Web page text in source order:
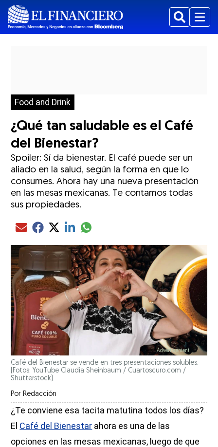
BuscarMenu
Food and Drink
¿Qué tan saludable es el Café
del Bienestar?
Spoiler: Sí da bienestar. El café puede ser un
aliado en la salud, según la forma en que lo
consumes. Ahora hay una nueva presentación
en las mesas mexicanas. Te contamos todas
sus propiedades.
Compartir el artículo actual mediante Email
Compartir el artículo actual mediante Facebook
Compartir el artículo actual mediante Twitter
Compartir el artículo actual mediante LinkedIn
Compartir el artículo actual mediante
Café del Bienestar se vende en tres presentaciones solubles.
(Fotos: YouTube Claudia Sheinbaum / Cuartoscuro.com /
Shutterstock).
Por Redacción
¿Te conviene esa tacita matutina todos los días?
El Café del Bienestar ahora es una de las
opciones en las mesas mexicanas, luego de que